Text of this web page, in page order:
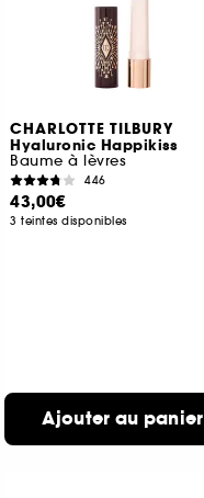
CHARLOTTE TILBURY
Hyaluronic Happikiss
Baume à lèvres
446
43,00€
3 teintes disponibles
Ajouter au panier